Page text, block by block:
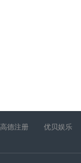
高德注册 优贝娱乐